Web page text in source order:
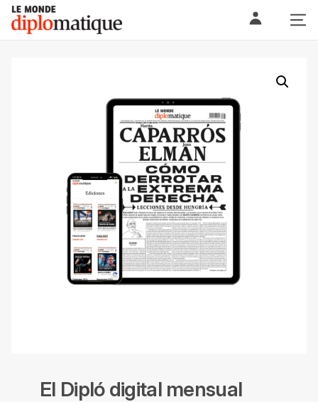
Skip
content
Le monde diplomatique
El Dipló digital mensual